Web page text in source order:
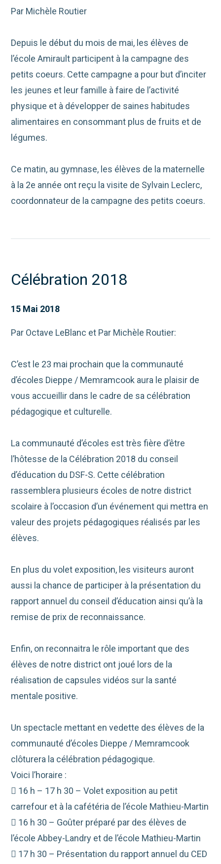
Par Michèle Routier
Depuis le début du mois de mai, les élèves de
l’école Amirault participent à la campagne des
petits coeurs. Cette campagne a pour but d’inciter
les jeunes et leur famille à faire de l’activité
physique et à développer de saines habitudes
alimentaires en consommant plus de fruits et de
légumes.
Ce matin, au gymnase, les élèves de la maternelle
à la 2e année ont reçu la visite de Sylvain Leclerc,
coordonnateur de la campagne des petits coeurs.
Célébration 2018
15 Mai 2018
Par Octave LeBlanc et Par Michèle Routier:
C’est le 23 mai prochain que la communauté
d’écoles Dieppe / Memramcook aura le plaisir de
vous accueillir dans le cadre de sa célébration
pédagogique et culturelle.
La communauté d’écoles est très fière d’être
l’hôtesse de la Célébration 2018 du conseil
d’éducation du DSF-S. Cette célébration
rassemblera plusieurs écoles de notre district
scolaire à l’occasion d’un événement qui mettra en
valeur des projets pédagogiques réalisés par les
élèves.
En plus du volet exposition, les visiteurs auront
aussi la chance de participer à la présentation du
rapport annuel du conseil d’éducation ainsi qu’à la
remise de prix de reconnaissance.
Enfin, on reconnaitra le rôle important que des
élèves de notre district ont joué lors de la
réalisation de capsules vidéos sur la santé
mentale positive.
Un spectacle mettant en vedette des élèves de la
communauté d’écoles Dieppe / Memramcook
clôturera la célébration pédagogique.
Voici l’horaire :
 16 h – 17 h 30 – Volet exposition au petit
carrefour et à la cafétéria de l’école Mathieu-Martin
 16 h 30 – Goûter préparé par des élèves de
l’école Abbey-Landry et de l’école Mathieu-Martin
 17 h 30 – Présentation du rapport annuel du CED